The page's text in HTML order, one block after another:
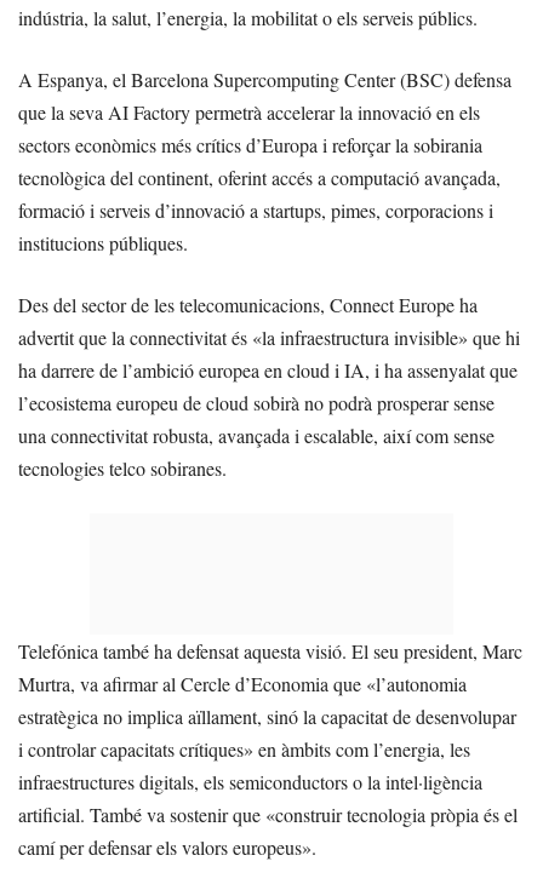
indústria, la salut, l’energia, la mobilitat o els serveis públics.
A Espanya, el Barcelona Supercomputing Center (BSC) defensa
que la seva AI Factory permetrà accelerar la innovació en els
sectors econòmics més crítics d’Europa i reforçar la sobirania
tecnològica del continent, oferint accés a computació avançada,
formació i serveis d’innovació a startups, pimes, corporacions i
institucions públiques.
Des del sector de les telecomunicacions, Connect Europe ha
advertit que la connectivitat és «la infraestructura invisible» que hi
ha darrere de l’ambició europea en cloud i IA, i ha assenyalat que
l’ecosistema europeu de cloud sobirà no podrà prosperar sense
una connectivitat robusta, avançada i escalable, així com sense
tecnologies telco sobiranes.
Telefónica també ha defensat aquesta visió. El seu president, Marc
Murtra, va afirmar al Cercle d’Economia que «l’autonomia
estratègica no implica aïllament, sinó la capacitat de desenvolupar
i controlar capacitats crítiques» en àmbits com l’energia, les
infraestructures digitals, els semiconductors o la intel·ligència
artificial. També va sostenir que «construir tecnologia pròpia és el
camí per defensar els valors europeus».